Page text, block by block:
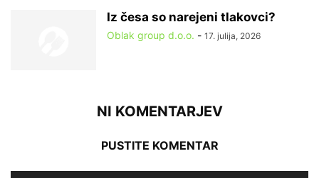
Iz česa so narejeni tlakovci?
Oblak group d.o.o. - 17. julija, 2026
NI KOMENTARJEV
PUSTITE KOMENTAR